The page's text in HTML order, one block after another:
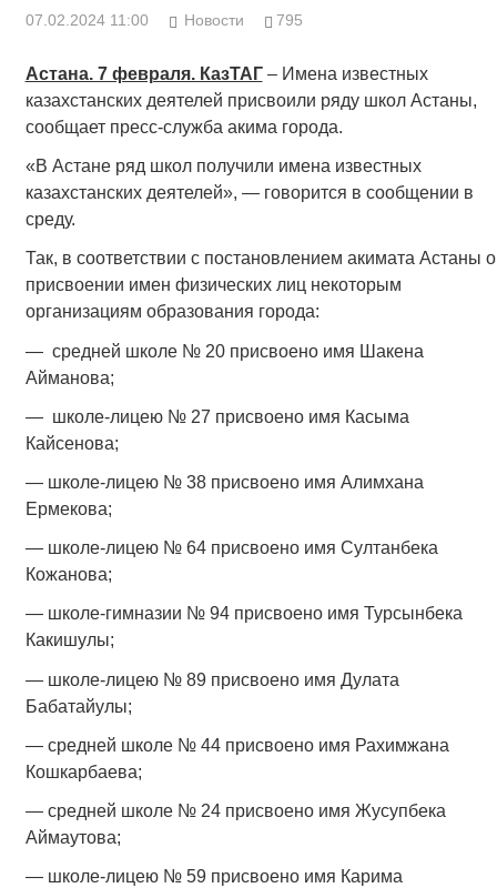
07.02.2024 11:00 Новости 795
Астана. 7 февраля. КазТАГ– Имена известных
казахстанских деятелей присвоили ряду школ Астаны,
сообщает пресс-служба акима города.
«В Астане ряд школ получили имена известных
казахстанских деятелей», — говорится в сообщении в
среду.
Так, в соответствии с постановлением акимата Астаны о
присвоении имен физических лиц некоторым
организациям образования города:
— средней школе № 20 присвоено имя Шакена
Айманова;
— школе-лицею № 27 присвоено имя Касыма
Кайсенова;
— школе-лицею № 38 присвоено имя Алимхана
Ермекова;
— школе-лицею № 64 присвоено имя Султанбека
Кожанова;
— школе-гимназии № 94 присвоено имя Турсынбека
Какишулы;
— школе-лицею № 89 присвоено имя Дулата
Бабатайулы;
— средней школе № 44 присвоено имя Рахимжана
Кошкарбаева;
— средней школе № 24 присвоено имя Жусупбека
Аймаутова;
— школе-лицею № 59 присвоено имя Карима